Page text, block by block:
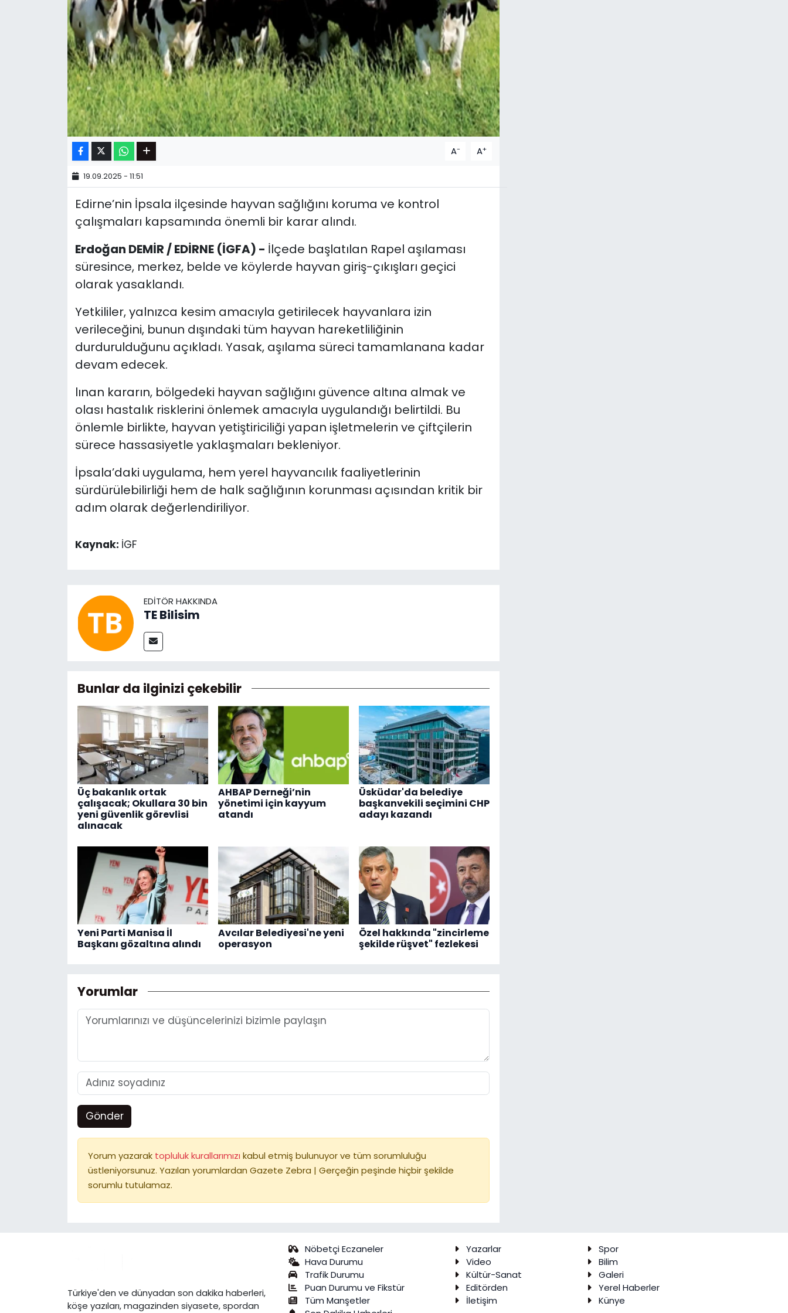
A- A+
19.09.2025 - 11:51
Edirne’nin İpsala ilçesinde hayvan sağlığını koruma ve kontrol
çalışmaları kapsamında önemli bir karar alındı.
Erdoğan DEMİR / EDİRNE (İGFA) - İlçede başlatılan Rapel aşılaması
süresince, merkez, belde ve köylerde hayvan giriş-çıkışları geçici
olarak yasaklandı.
Yetkililer, yalnızca kesim amacıyla getirilecek hayvanlara izin
verileceğini, bunun dışındaki tüm hayvan hareketliliğinin
durdurulduğunu açıkladı. Yasak, aşılama süreci tamamlanana kadar
devam edecek.
lınan kararın, bölgedeki hayvan sağlığını güvence altına almak ve
olası hastalık risklerini önlemek amacıyla uygulandığı belirtildi. Bu
önlemle birlikte, hayvan yetiştiriciliği yapan işletmelerin ve çiftçilerin
sürece hassasiyetle yaklaşmaları bekleniyor.
İpsala’daki uygulama, hem yerel hayvancılık faaliyetlerinin
sürdürülebilirliği hem de halk sağlığının korunması açısından kritik bir
adım olarak değerlendiriliyor.
Kaynak: İGF
EDITÖR HAKKINDA
TE Bilisim
Bunlar da ilginizi çekebilir
Üç bakanlık ortak
çalışacak; Okullara 30 bin
yeni güvenlik görevlisi
alınacak
AHBAP Derneği’nin
yönetimi için kayyum
atandı
Üsküdar'da belediye
başkanvekili seçimini CHP
adayı kazandı
Yeni Parti Manisa İl
Başkanı gözaltına alındı
Avcılar Belediyesi'ne yeni
operasyon
Özel hakkında "zincirleme
şekilde rüşvet" fezlekesi
Yorumlar
Gönder
Yorum yazarak topluluk kurallarımızı kabul etmiş bulunuyor ve tüm sorumluluğu
üstleniyorsunuz. Yazılan yorumlardan Gazete Zebra | Gerçeğin peşinde hiçbir şekilde
sorumlu tutulamaz.
Türkiye'den ve dünyadan son dakika haberleri,
köşe yazıları, magazinden siyasete, spordan
Nöbetçi Eczaneler
Hava Durumu
Trafik Durumu
Puan Durumu ve Fikstür
Tüm Manşetler
Yazarlar
Spor
Video
Bilim
Kültür-Sanat
Galeri
Editörden
Yerel Haberler
İletişim
Künye